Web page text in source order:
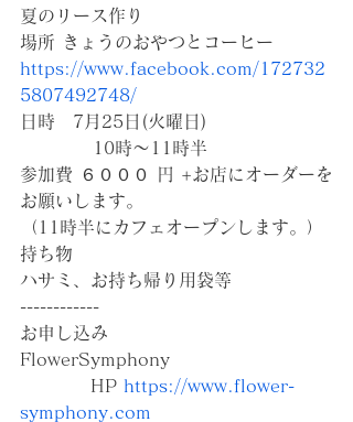
夏のリース作り
場所 きょうのおやつとコーヒー
https://www.facebook.com/172732
5807492748/
日時　7月25日(火曜日)
           10時〜11時半
参加費 ６０００ 円 +お店にオーダーを
お願いします。
（11時半にカフェオープンします。）
持ち物
ハサミ、お持ち帰り用袋等
------------
お申し込み
FlowerSymphony
HP https://www.flower-
symphony.com